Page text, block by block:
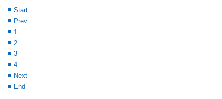
Start
Prev
1
2
3
4
Next
End